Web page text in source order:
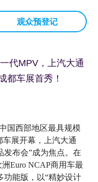
观众预登记
代MPV，上汽大通
都车展首秀！
国西部地区最具规模
展开幕，上汽大通
发布会”成为焦点。在
Euro NCAP商用车最
功能版，以“精妙设计